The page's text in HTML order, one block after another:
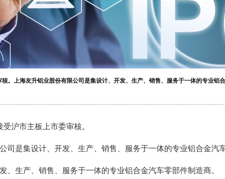
。上海友升铝业股份有限公司是集设计、开发、生产、销售、服务于一体的专业铝
沪市主板上市委审核。
司是集设计、开发、生产、销售、服务于一体的专业铝合金汽
、生产、销售、服务于一体的专业铝合金汽车零部件制造商。